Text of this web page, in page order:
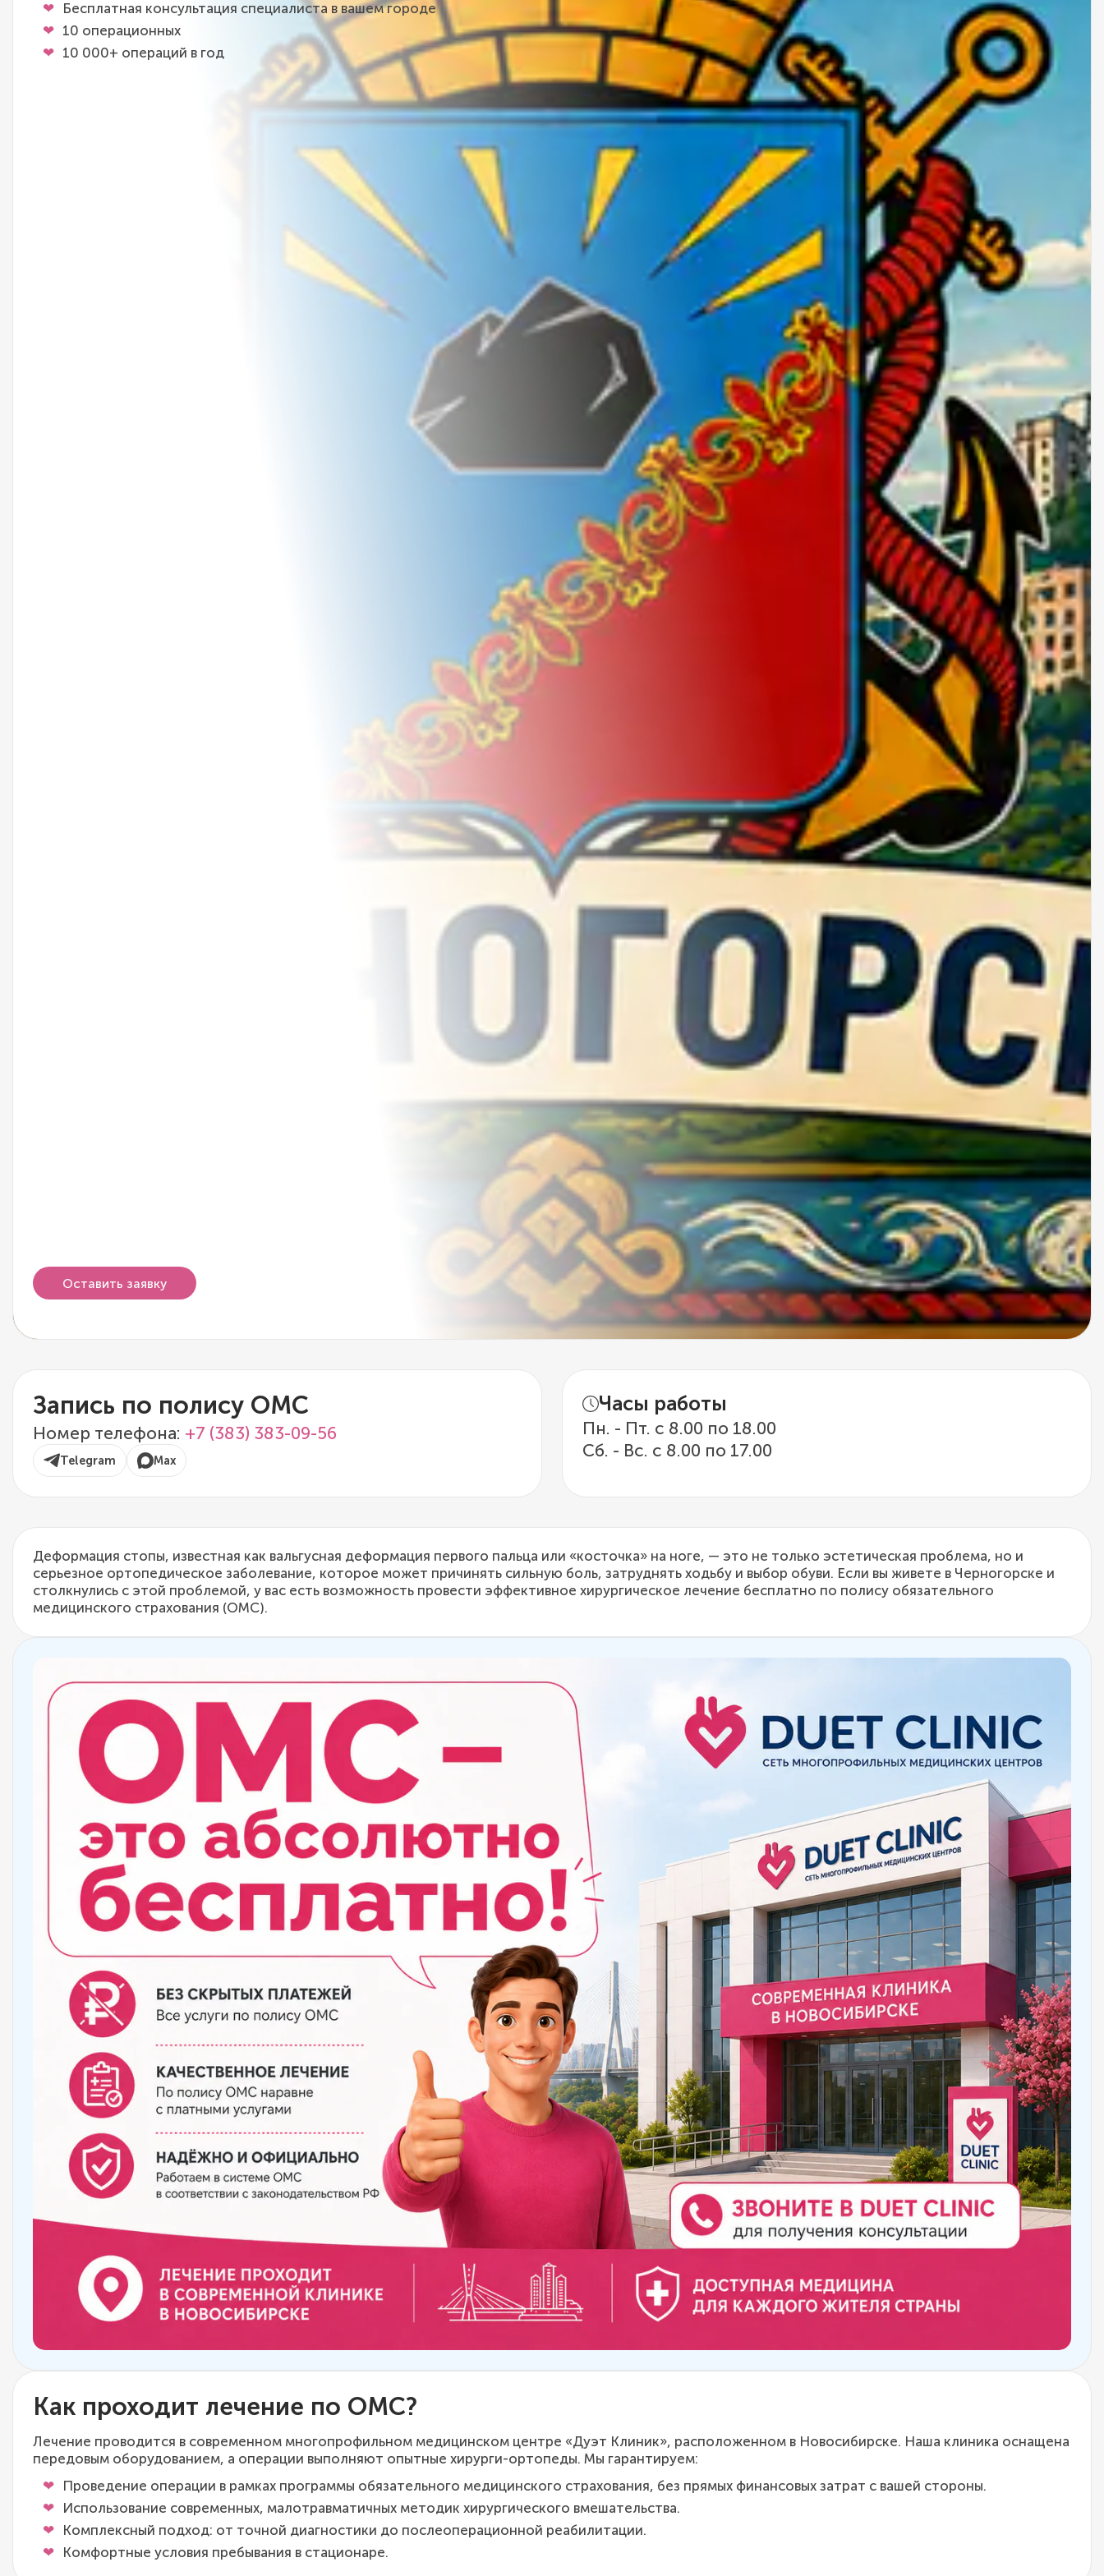
Бесплатная консультация специалиста в вашем городе
10 операционных
10 000+ операций в год
Оставить заявку
Запись по полису ОМС
Номер телефона: +7 (383) 383-09-56
Telegram Max
Часы работы
Пн. - Пт. с 8.00 по 18.00
Сб. - Вс. с 8.00 по 17.00
Деформация стопы, известная как вальгусная деформация первого пальца или «косточка» на ноге, — это не только эстетическая проблема, но и
серьезное ортопедическое заболевание, которое может причинять сильную боль, затруднять ходьбу и выбор обуви. Если вы живете в Черногорске и
столкнулись с этой проблемой, у вас есть возможность провести эффективное хирургическое лечение бесплатно по полису обязательного
медицинского страхования (ОМС).
Как проходит лечение по ОМС?
Лечение проводится в современном многопрофильном медицинском центре «Дуэт Клиник», расположенном в Новосибирске. Наша клиника оснащена
передовым оборудованием, а операции выполняют опытные хирурги-ортопеды. Мы гарантируем:
Проведение операции в рамках программы обязательного медицинского страхования, без прямых финансовых затрат с вашей стороны.
Использование современных, малотравматичных методик хирургического вмешательства.
Комплексный подход: от точной диагностики до послеоперационной реабилитации.
Комфортные условия пребывания в стационаре.